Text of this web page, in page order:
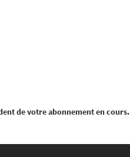
de votre abonnement en cours.